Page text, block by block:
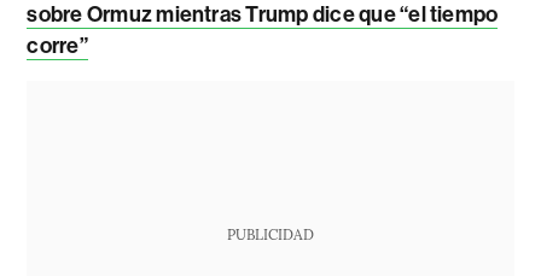
sobre Ormuz mientras Trump dice que “el tiempo
corre”
PUBLICIDAD